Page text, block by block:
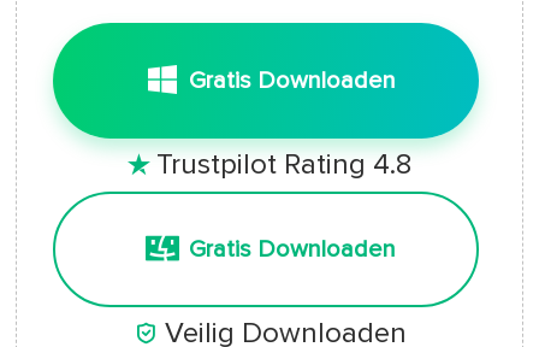
Gratis Downloaden
 Trustpilot Rating 4.8
Gratis Downloaden
 Veilig Downloaden